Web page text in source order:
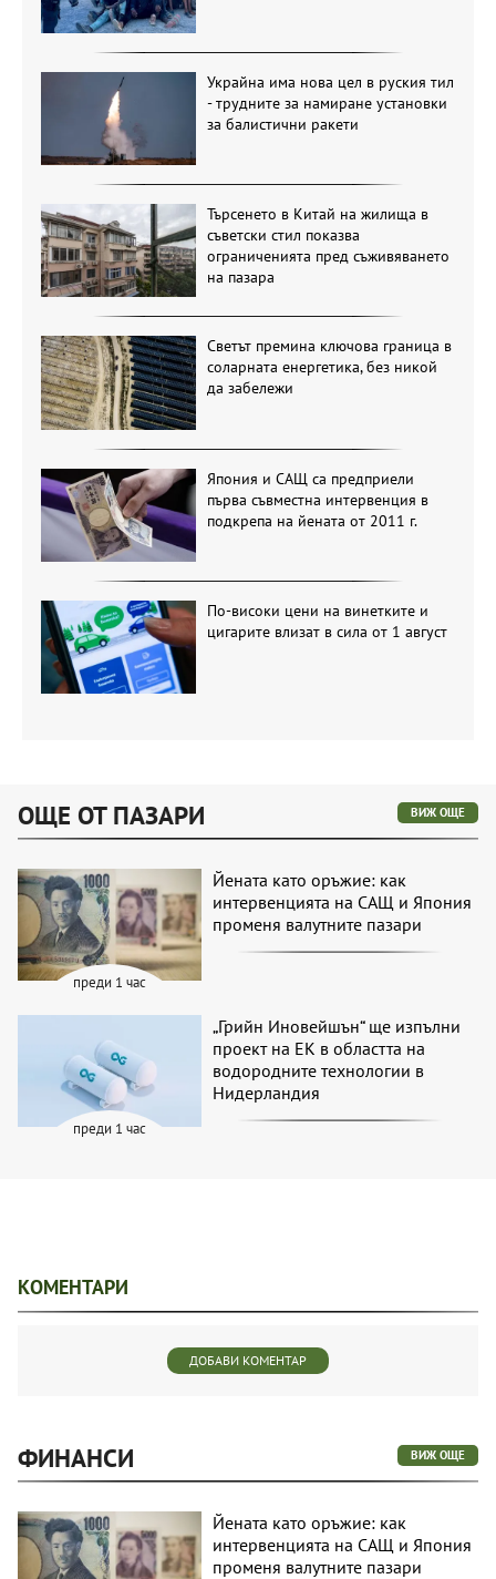
Украйна има нова цел в руския тил
- трудните за намиране установки
за балистични ракети
Търсенето в Китай на жилища в
съветски стил показва
ограниченията пред съживяването
на пазара
Светът премина ключова граница в
соларната енергетика, без никой
да забележи
Япония и САЩ са предприели
първа съвместна интервенция в
подкрепа на йената от 2011 г.
По-високи цени на винетките и
цигарите влизат в сила от 1 август
ОЩЕ ОТ ПАЗАРИ ВИЖ ОЩЕ
преди 1 час
Йената като оръжие: как
интервенцията на САЩ и Япония
променя валутните пазари
преди 1 час
„Грийн Иновейшън“ ще изпълни
проект на ЕК в областта на
водородните технологии в
Нидерландия
КОМЕНТАРИ
ДОБАВИ КОМЕНТАР
ФИНАНСИ ВИЖ ОЩЕ
Йената като оръжие: как
интервенцията на САЩ и Япония
променя валутните пазари